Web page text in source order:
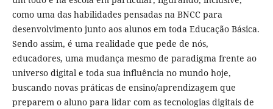
como uma das habilidades pensadas na BNCC para
desenvolvimento junto aos alunos em toda Educação Básica.
Sendo assim, é uma realidade que pede de nós,
educadores, uma mudança mesmo de paradigma frente ao
universo digital e toda sua influência no mundo hoje,
buscando novas práticas de ensino/aprendizagem que
preparem o aluno para lidar com as tecnologias digitais de